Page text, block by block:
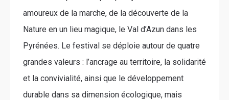
amoureux de la marche, de la découverte de la
Nature en un lieu magique, le Val d’Azun dans les
Pyrénées. Le festival se déploie autour de quatre
grandes valeurs : l’ancrage au territoire, la solidarité
et la convivialité, ainsi que le développement
durable dans sa dimension écologique, mais